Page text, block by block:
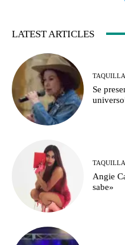
LATEST ARTICLES
TAQUILLA
Se
TAQUILLA
Angie
sabe»